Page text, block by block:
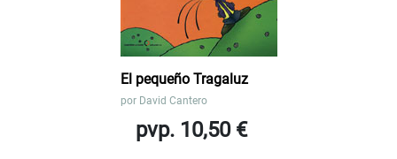
El pequeño Tragaluz
por David Cantero
pvp. 10,50 €